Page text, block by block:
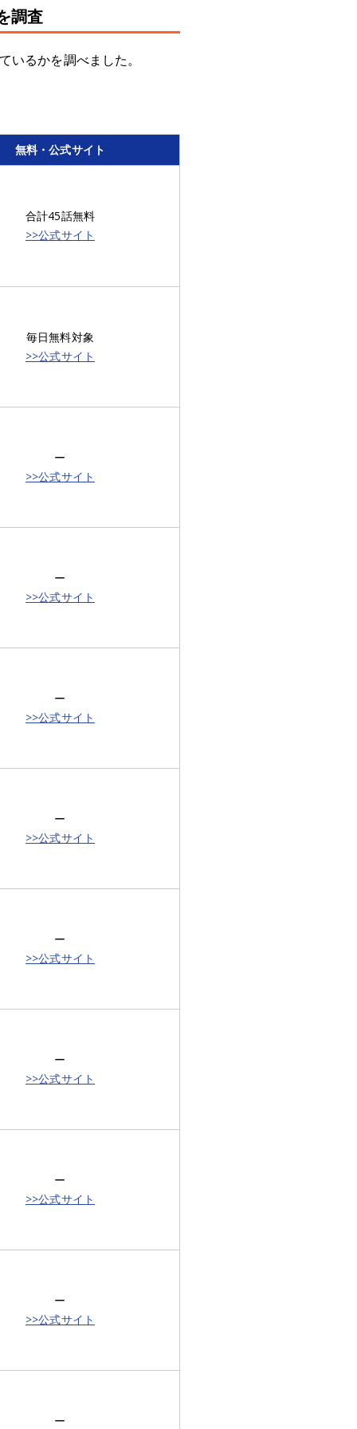
調査
るかを調べました。
無料・公式サイト
合計45話無料
>>公式サイト
毎日無料対象
>>公式サイト
ー
>>公式サイト
ー
>>公式サイト
ー
>>公式サイト
ー
>>公式サイト
ー
>>公式サイト
ー
>>公式サイト
ー
>>公式サイト
ー
>>公式サイト
ー